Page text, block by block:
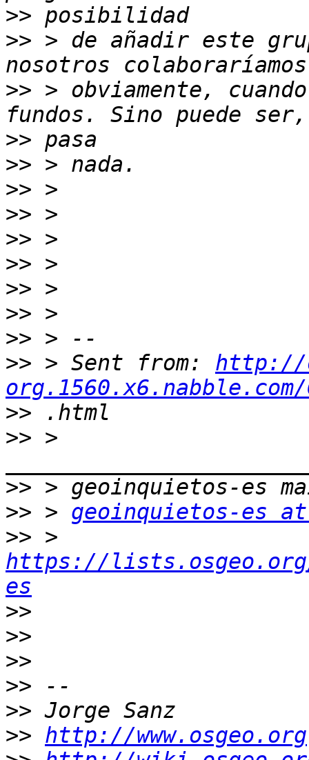
>>
>> > de añadir este
>> > obviamente,
>>
>>
>>
>>
>>
>>
>>
>>
>>
>> > Sent from: http://
>>
>> >
>>
>> > geoinquietos-es
>>
https://
es
>>
>>
>>
>>
>>
>> http://www.osgeo.org